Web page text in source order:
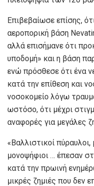
Επιβεβαίωσε επίσης,
αεροπορική βάση
αλλά επισήμανε ότι
υποδομή» και η βάση
ενώ πρόσθεσε ότι ένα
κατά την επίθεση και
νοσοκομείο λόγω
ωστόσο, ότι μέχρι
αναφορές για μεγάλες
«Βαλλιστικοί
μονοψήφιοι … έπεσαν
κατά την πρωινή
μικρές ζημιές που δεν